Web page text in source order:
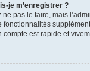
je m’enregistrer ?
ne pas le faire, mais
fonctionnalités
compte est rapide et